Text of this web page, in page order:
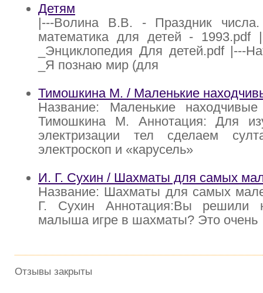
Детям
|---Волина В.В. - Праздник числа.
математика для детей -
_Энциклопедия Для детей.pdf |---
_Я познаю мир (для
Тимошкина М. / Маленькие
Название: Маленькие
Тимошкина М. Аннотация: Для
электризации тел сделаем
электроскоп и «карусель»
И. Г. Сухин / Шахматы для самых
Название: Шахматы для самых
Г. Сухин Аннотация:Вы решили
малыша игре в шахматы? Это очень
Отзывы закрыты